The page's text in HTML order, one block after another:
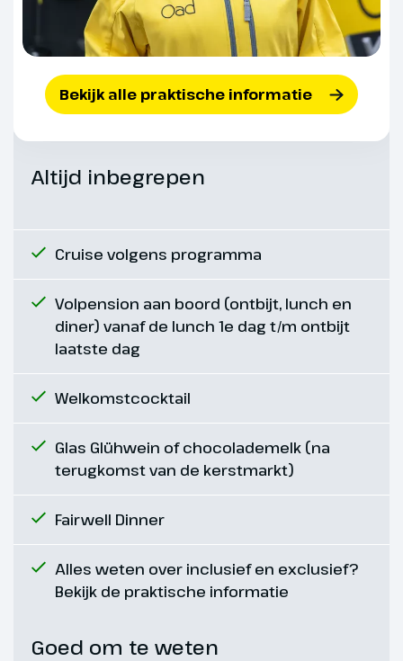
Altijd inbegrepen
Cruise volgens programma
Volpension aan boord (ontbijt, lunch en
diner) vanaf de lunch 1e dag t/m ontbijt
laatste dag
Welkomstcocktail
Glas Glühwein of chocolademelk (na
terugkomst van de kerstmarkt)
Fairwell Dinner
Alles weten over inclusief en exclusief?
Bekijk de praktische informatie
Bekijk alle praktische informatie
Goed om te weten